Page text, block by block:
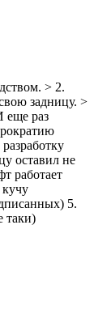
> 2.
задницу. >
еще раз
оставил не
работает
5.
таки)